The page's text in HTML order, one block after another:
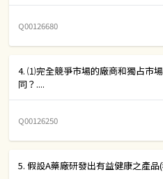
Q00126680
4. ⑴完全競爭市場的廠商和獨占市
同？....
Q00126250
5. 假設A藥廠研發出有益健康之產